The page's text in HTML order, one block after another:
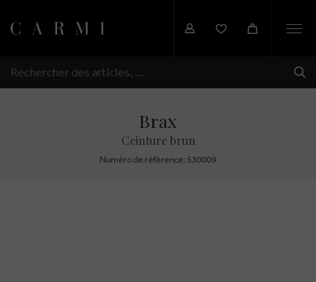
RECHERCHER
Brax
Ceinture brun
Numéro de réfèrence: 530009